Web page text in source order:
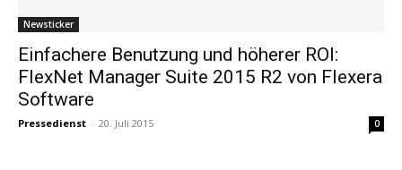
Newsticker
Einfachere Benutzung und höherer ROI:
FlexNet Manager Suite 2015 R2 von Flexera
Software
Pressedienst - 20. Juli 2015 0